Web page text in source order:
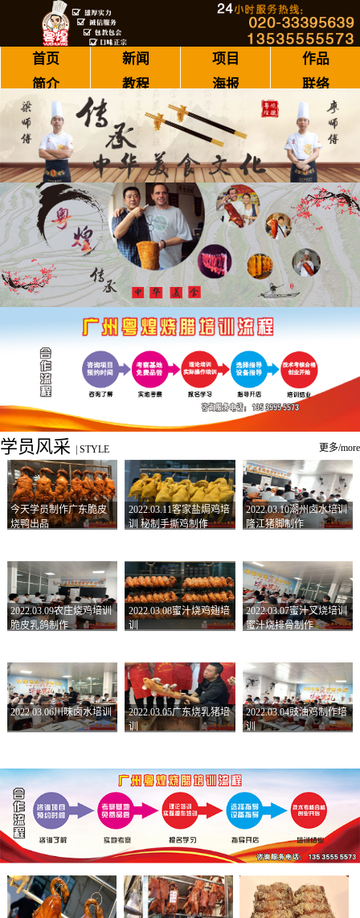
首页 新闻 项目
作品
简介
教程 海报 联络
学员风采 STYLE 更多/more
今天学员制作广东脆皮
烧鸭出品
2022.03.11客家盐焗鸡培
训 秘制手撕鸡制作
2022.03.10潮州卤水培训
隆江猪脚制作
2022.03.09农庄烧鸡培训
脆皮乳鸽制作
2022.03.08蜜汁烧鸡翅培
训
2022.03.07蜜汁叉烧培训
蜜汁烧排骨制作
2022.03.06川味卤水培训
2022.03.05广东烧乳猪培
训
2022.03.04豉油鸡制作培
训